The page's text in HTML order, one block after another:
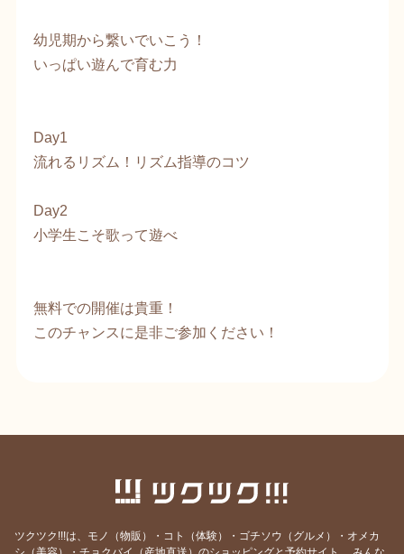
幼児期から繋いでいこう！
いっぱい遊んで育む力
Day1
流れるリズム！リズム指導のコツ
​Day2
小学生こそ歌って遊べ
​​無料での開催は貴重！
​このチャンスに是非ご参加ください！
ツクツク!!!は、モノ（物販）・コト（体験）・ゴチソウ（グルメ）・オメカ